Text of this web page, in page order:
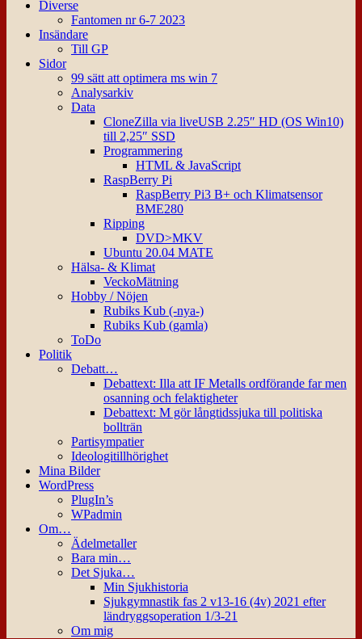
Diverse
Fantomen nr 6-7 2023
Insändare
Till GP
Sidor
99 sätt att optimera ms win 7
Analysarkiv
Data
CloneZilla via liveUSB 2.25″ HD (OS Win10)
till 2,25″ SSD
Programmering
HTML & JavaScript
RaspBerry Pi
RaspBerry Pi3 B+ och Klimatsensor
BME280
Ripping
DVD>MKV
Ubuntu 20.04 MATE
Hälsa- & Klimat
VeckoMätning
Hobby / Nöjen
Rubiks Kub (-nya-)
Rubiks Kub (gamla)
ToDo
Politik
Debatt…
Debattext: Illa att IF Metalls ordförande far men
osanning och felaktigheter
Debattext: M gör långtidssjuka till politiska
bollträn
Partisympatier
Ideologitillhörighet
Mina Bilder
WordPress
PlugIn’s
WPadmin
Om…
Ädelmetaller
Bara min…
Det Sjuka…
Min Sjukhistoria
Sjukgymnastik fas 2 v13-16 (4v) 2021 efter
ländryggsoperation 1/3-21
Om mig